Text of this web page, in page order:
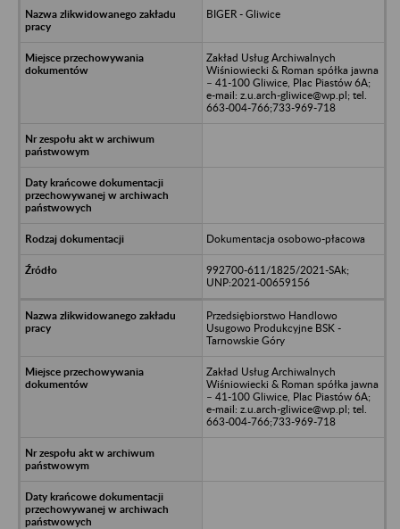
BIGER - Gliwice
Zakład Usług Archiwalnych
Wiśniowiecki & Roman spółka jawna
– 41-100 Gliwice, Plac Piastów 6A;
e-mail: z.u.arch-gliwice@wp.pl; tel.
663-004-766;733-969-718
Dokumentacja osobowo-płacowa
992700-611/1825/2021-SAk;
UNP:2021-00659156
Przedsiębiorstwo Handlowo
Usugowo Produkcyjne BSK -
Tarnowskie Góry
Zakład Usług Archiwalnych
Wiśniowiecki & Roman spółka jawna
– 41-100 Gliwice, Plac Piastów 6A;
e-mail: z.u.arch-gliwice@wp.pl; tel.
663-004-766;733-969-718